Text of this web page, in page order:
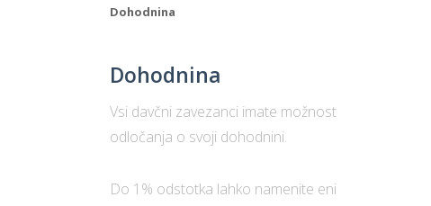
Dohodnina
Dohodnina
Vsi davčni zavezanci imate možnost
odločanja o svoji dohodnini.
Do 1% odstotka lahko namenite eni